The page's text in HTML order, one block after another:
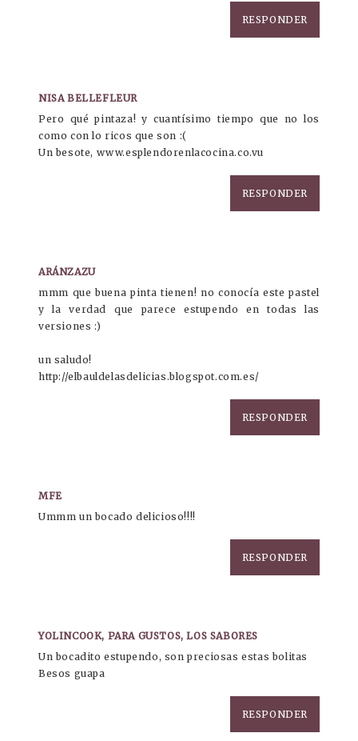
RESPONDER
NISA BELLEFLEUR
Pero qué pintaza! y cuantísimo tiempo que no los
como con lo ricos que son :(
Un besote, www.esplendorenlacocina.co.vu
RESPONDER
ARÁNZAZU
mmm que buena pinta tienen! no conocía este pastel
y la verdad que parece estupendo en todas las
versiones :)
un saludo!
http://elbauldelasdelicias.blogspot.com.es/
RESPONDER
MFE
Ummm un bocado delicioso!!!!
RESPONDER
YOLINCOOK, PARA GUSTOS, LOS SABORES
Un bocadito estupendo, son preciosas estas bolitas
Besos guapa
RESPONDER